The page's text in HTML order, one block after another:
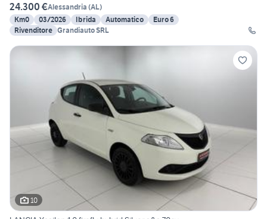
24.300 €Alessandria (AL)
Km0
03/2026 Ibrida Automatico
Euro 6
Rivenditore Grandiauto SRL
10